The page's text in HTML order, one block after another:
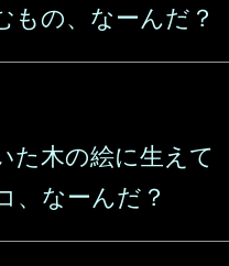
もの、なーんだ？
た木の絵に生えて
、なーんだ？